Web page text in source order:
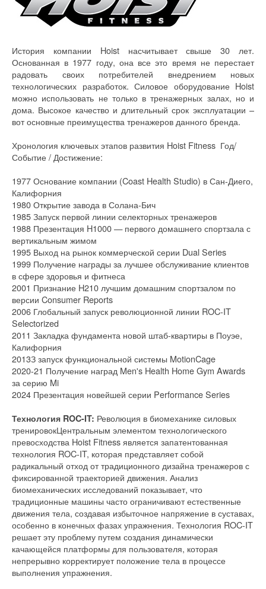
История компании Hoist насчитывает свыше 30 лет.
Основанная в 1977 году, она все это время не перестает
радовать своих потребителей внедрением новых
технологических разработок. Силовое оборудование Hoist
можно использовать не только в тренажерных залах, но и
дома. Высокое качество и длительный срок эксплуатации –
вот основные преимущества тренажеров данного бренда.
Хронология ключевых этапов развития Hoist Fitness Год/
Событие / Достижение:
1977 Основание компании (Coast Health Studio) в Сан-Диего,
Калифорния
1980 Открытие завода в Солана-Бич
1985 Запуск первой линии селекторных тренажеров
1988 Презентация H1000 — первого домашнего спортзала с
вертикальным жимом
1995 Выход на рынок коммерческой серии Dual Series
1999 Получение награды за лучшее обслуживание клиентов
в сфере здоровья и фитнеса
2001 Признание H210 лучшим домашним спортзалом по
версии Consumer Reports
2006 Глобальный запуск революционной линии ROC-IT
Selectorized
2011 Закладка фундамента новой штаб-квартиры в Поуэе,
Калифорния
2013З запуск функциональной системы MotionCage
2020-21 Получение наград Men's Health Home Gym Awards
за серию Mi
2024 Презентация новейшей серии Performance Series
Технология ROC-IT: Революция в биомеханике силовых
тренировокЦентральным элементом технологического
превосходства Hoist Fitness является запатентованная
технология ROC-IT, которая представляет собой
радикальный отход от традиционного дизайна тренажеров с
фиксированной траекторией движения. Анализ
биомеханических исследований показывает, что
традиционные машины часто ограничивают естественные
движения тела, создавая избыточное напряжение в суставах,
особенно в конечных фазах упражнения. Технология ROC-IT
решает эту проблему путем создания динамически
качающейся платформы для пользователя, которая
непрерывно корректирует положение тела в процессе
выполнения упражнения.